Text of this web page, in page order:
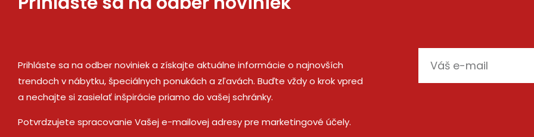
Prihláste sa na odber noviniek a získajte aktuálne informácie o najnovších
trendoch v nábytku, špeciálnych ponukách a zľavách. Buďte vždy o krok vpred
a nechajte si zasielať inšpirácie priamo do vašej schránky.
Potvrdzujete spracovanie Vašej e-mailovej adresy pre marketingové účely.
mail